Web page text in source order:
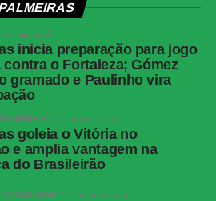
5 dias atrás
inicia preparação para jogo
contra o Fortaleza; Gómez
gramado e Paulinho vira
SÉRIE A 1 semana atrás
goleia o Vitória no
e amplia vantagem na
do Brasileirão
PAULISTA 1 semana atrás